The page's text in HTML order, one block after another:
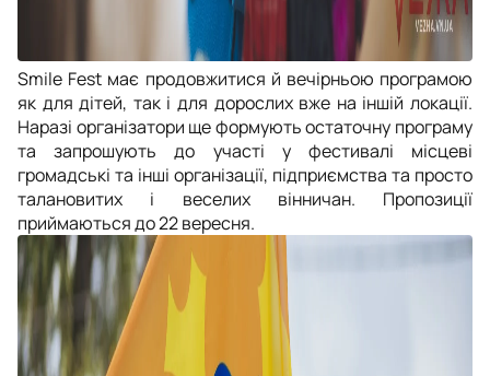
Smile Fest має продовжитися й вечірньою програмою
як для дітей, так і для дорослих вже на іншій локації.
Наразі організатори ще формують остаточну програму
та запрошують до участі у фестивалі місцеві
громадські та інші організації, підприємства та просто
талановитих і веселих вінничан. Пропозиції
приймаються до 22 вересня.